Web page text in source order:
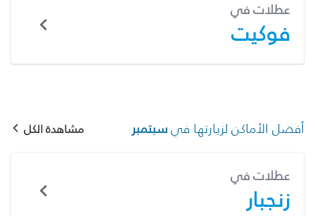
عطلات في
فوكيت
أفضل الأماكن لزيارتها فيسبتمبر مشاهدة الكل
عطلات في
زنجبار